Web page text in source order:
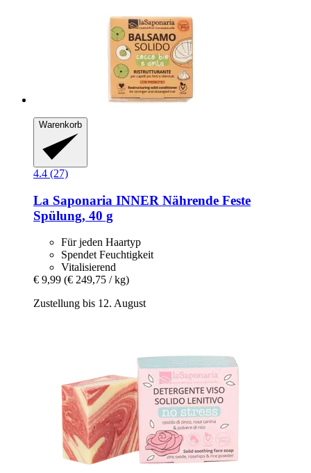
Warenkorb
4.4 (27)
La Saponaria INNER Nährende Feste
Spülung, 40 g
Für jeden Haartyp
Spendet Feuchtigkeit
Vitalisierend
€ 9,99 (€ 249,75 / kg)
Zustellung bis 12. August